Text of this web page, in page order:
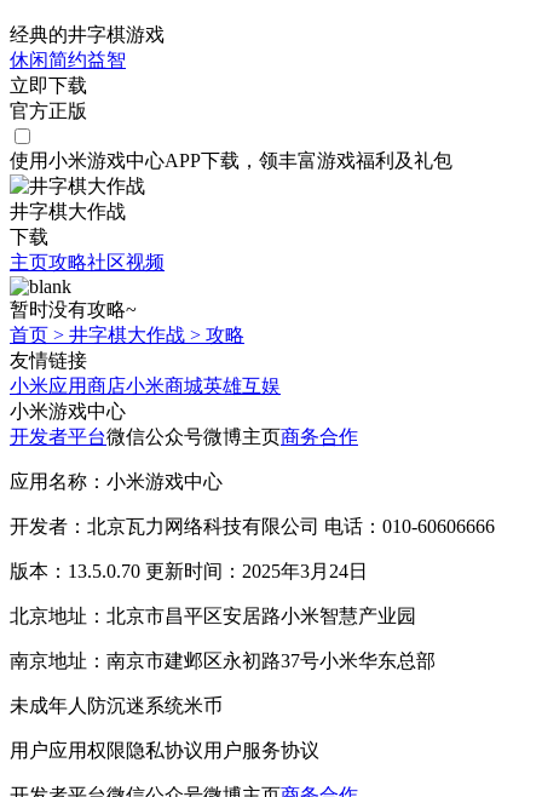
经典的井字棋游戏
休闲简约益智
立即下载
官方正版
使用小米游戏中心APP下载 ，领丰富游戏福利 及礼包
井字棋大作战
下载
主页攻略社区视频
暂时没有攻略~
首页 > 井字棋大作战 > 攻略
友情链接
小米应用商店小米商城英雄互娱
小米游戏中心
开发者平台微信公众号微博主页商务合作
应用名称：小米游戏中心
开发者：北京瓦力网络科技有限公司 电话：010-60606666
版本：13.5.0.70 更新时间：2025年3月24日
北京地址：北京市昌平区安居路小米智慧产业园
南京地址：南京市建邺区永初路37号小米华东总部
未成年人防沉迷系统米币
用户应用权限隐私协议用户服务协议